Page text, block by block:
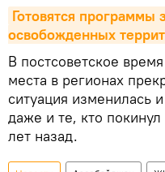
Готовятся программы
освобожденных
В постсоветское
места в регионах
ситуация изменилась
даже и те, кто покинул
лет назад.